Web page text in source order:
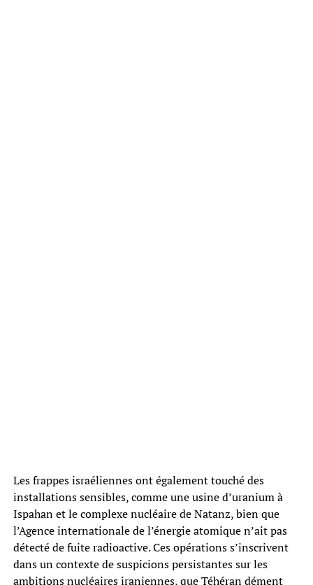
Les frappes israéliennes ont également touché des
installations sensibles, comme une usine d’uranium à
Ispahan et le complexe nucléaire de Natanz, bien que
l’Agence internationale de l’énergie atomique n’ait pas
détecté de fuite radioactive. Ces opérations s’inscrivent
dans un contexte de suspicions persistantes sur les
ambitions nucléaires iraniennes, que Téhéran dément